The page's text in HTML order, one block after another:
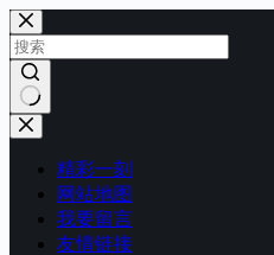
跳
至
内
容
无
精彩一刻
网站地图
我要留言
友情链接